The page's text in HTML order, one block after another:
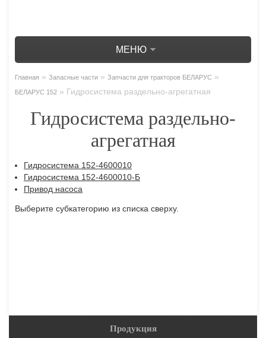
МЕНЮ
Главная » Запасные части » Запчасти для тракторов БЕЛАРУС »
БЕЛАРУС 152 » Гидросистема раздельно-агрегатная
Гидросистема раздельно-
агрегатная
Гидросистема 152-4600010
Гидросистема 152-4600010-Б
Привод насоса
Выберите субкатегорию из списка сверху.
Продукция